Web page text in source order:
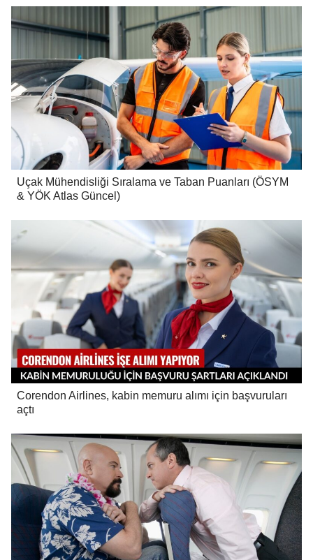
Uçak Mühendisliği Sıralama ve Taban Puanları (ÖSYM
& YÖK Atlas Güncel)
Corendon Airlines, kabin memuru alımı için başvuruları
açtı